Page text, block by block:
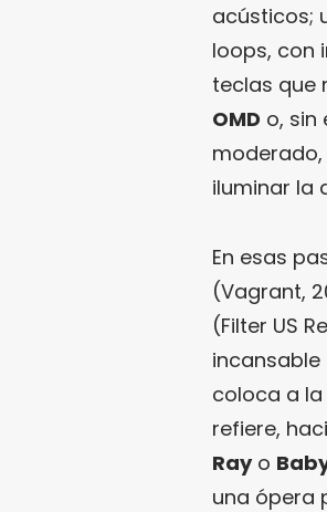
acústicos;
loops, con
teclas que
OMD o, sin
iluminar la
En esas
(Vagrant,
(Filter US
coloca a
refiere,
Rayo
una ópera